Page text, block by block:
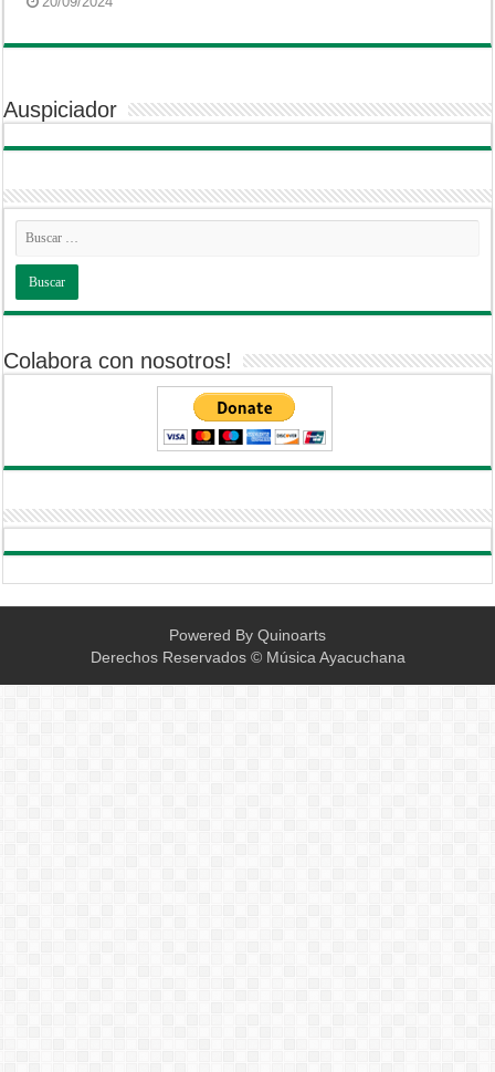
Auspiciador
Colabora con nosotros!
Powered By Quinoarts
Derechos Reservados © Música Ayacuchana